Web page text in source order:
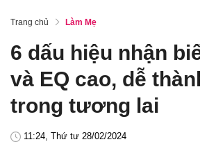
Trang chủ Làm Mẹ
6 dấu hiệu nhận
và EQ cao, dễ
trong tương lai
11:24, Thứ tư 28/02/2024